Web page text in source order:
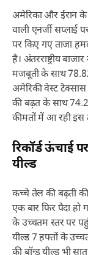
अमेरिका और ईरान
वाली एनर्जी सप्लाई
पर किए गए ताजा
है। अंतरराष्ट्रीय
मजबूती के साथ
अमेरिकी वेस्ट टेक्सास
की बढ़त के साथ
कीमतों में आ रही इस
रिकॉर्ड ऊंचाई
यील्ड
कच्चे तेल की बढ़ती
एक बार फिर पैदा हो
के उच्चतम स्तर पर
यील्ड 7 हफ्तों के